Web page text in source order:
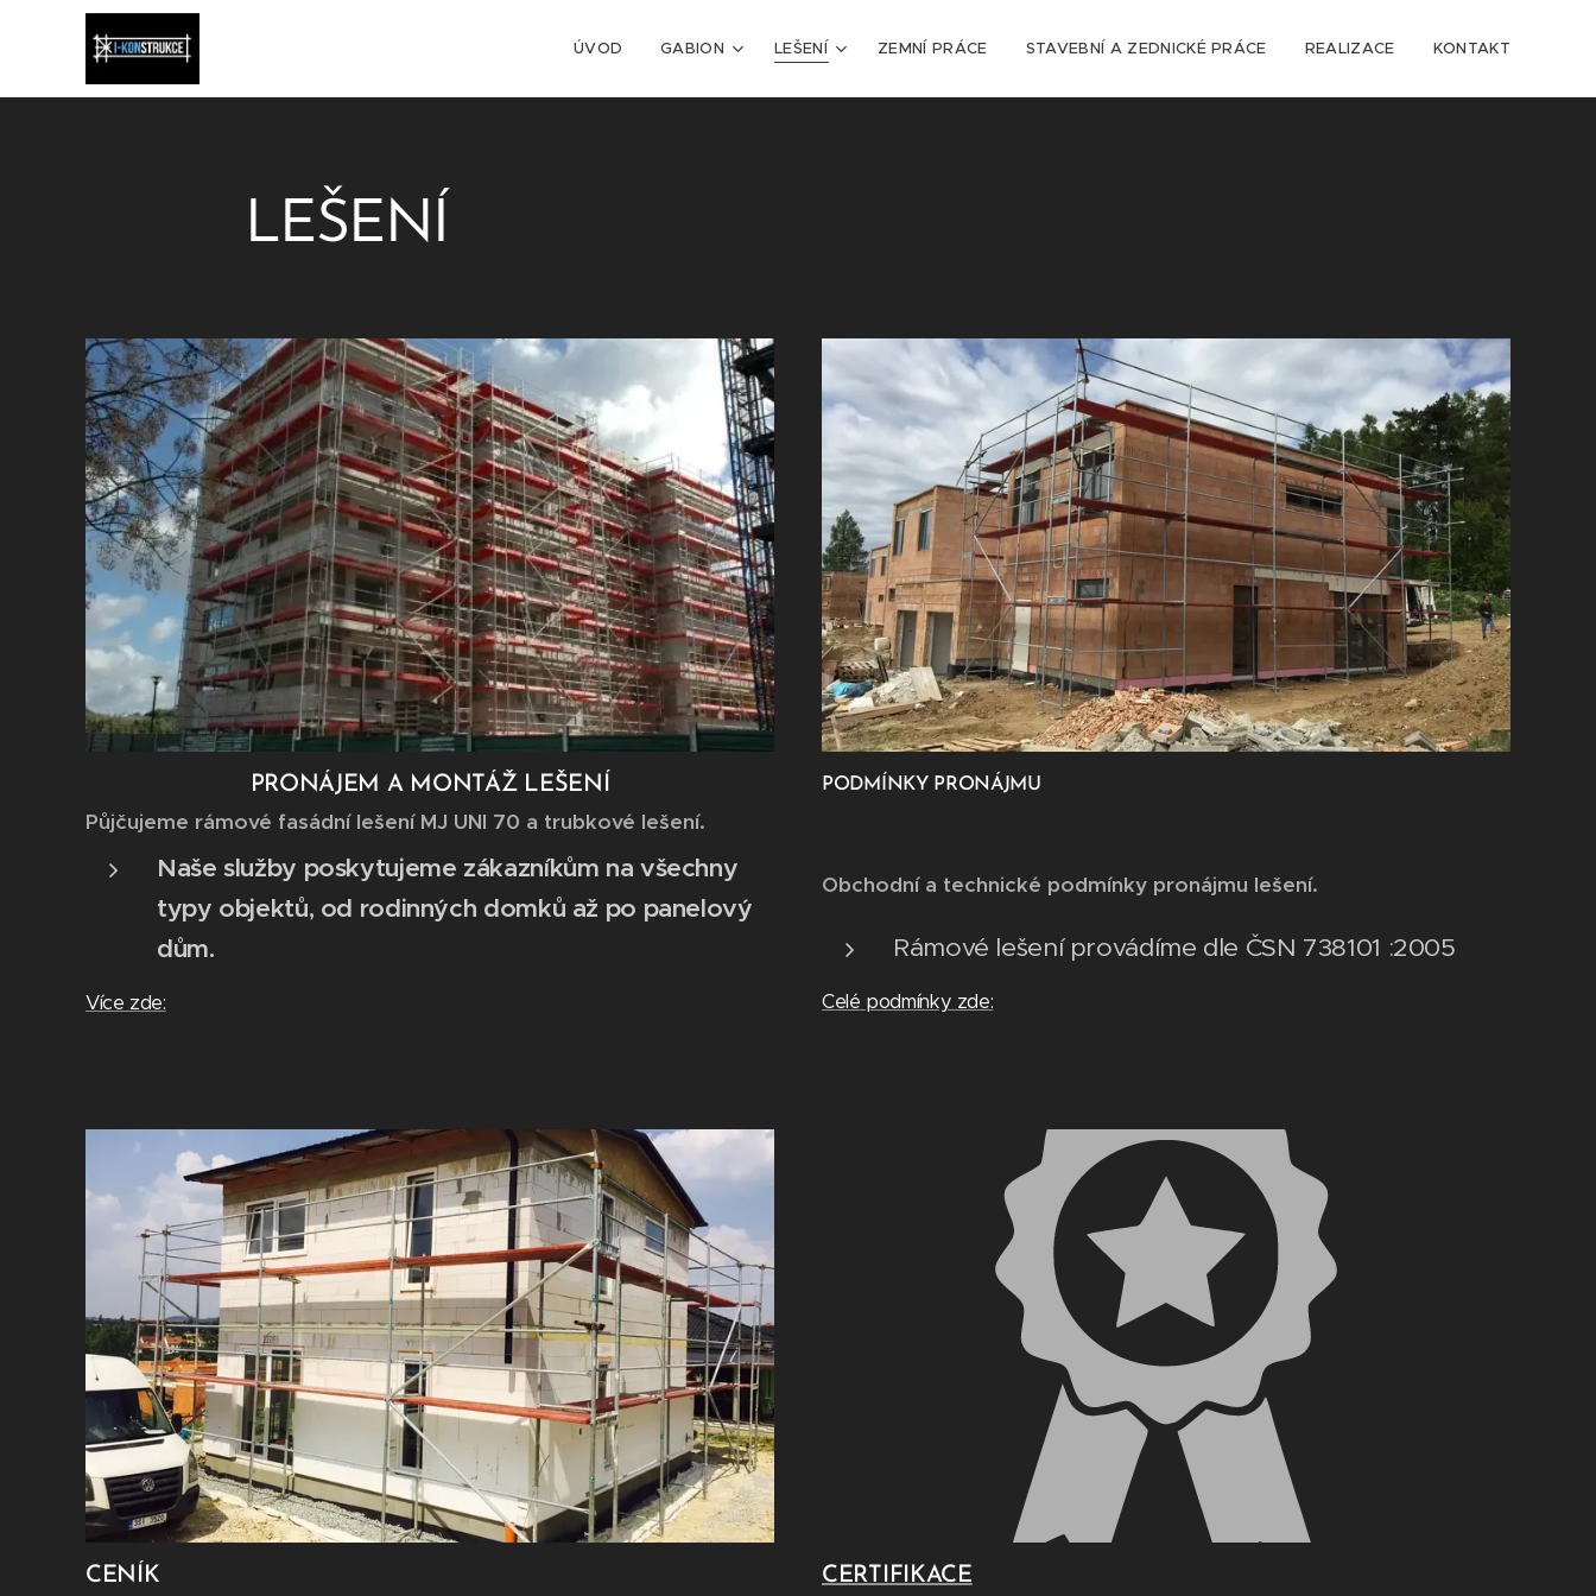
ÚVOD GABION LEŠENÍ ZEMNÍ PRÁCE STAVEBNÍ A ZEDNICKÉ PRÁCE REALIZACE KONTAKT
LEŠENÍ
PRONÁJEM A MONTÁŽ LEŠENÍ
Půjčujeme rámové fasádní lešení MJ UNI 70 a trubkové lešení.
Naše služby poskytujeme zákazníkům na všechny
typy objektů, od rodinných domků až po panelový
dům.
Více zde:
PODMÍNKY PRONÁJMU
Obchodní a technické podmínky pronájmu lešení.
Rámové lešení provádíme dle ČSN 738101 :2005
Celé podmínky zde:
CENÍK CERTIFIKACE